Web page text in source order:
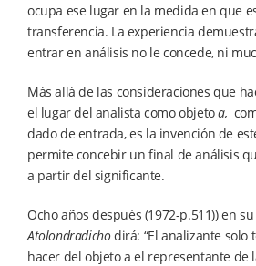
ocupa ese lugar en la medida en que
transferencia. La experiencia
entrar en análisis no le concede, ni
Más allá de las consideraciones que
el lugar del analista como objetoa,
dado de entrada, es la invención de
permite concebir un final de análisis
a partir del significante.
Ocho años después (1972-p.511)) en
Atolondradichodirá: “El analizante solo
hacer del objeto a el representante de